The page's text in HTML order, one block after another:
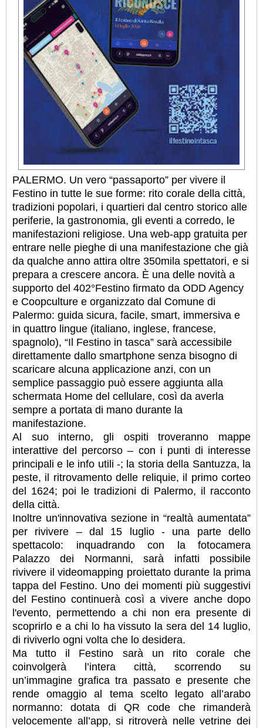
PALERMO. Un vero “passaporto” per vivere il
Festino in tutte le sue forme: rito corale della città,
tradizioni popolari, i quartieri dal centro storico alle
periferie, la gastronomia, gli eventi a corredo, le
manifestazioni religiose. Una web-app gratuita per
entrare nelle pieghe di una manifestazione che già
da qualche anno attira oltre 350mila spettatori, e si
prepara a crescere ancora. È una delle novità a
supporto del 402°Festino firmato da ODD Agency
e Coopculture e organizzato dal Comune di
Palermo: guida sicura, facile, smart, immersiva e
in quattro lingue (italiano, inglese, francese,
spagnolo), “Il Festino in tasca” sarà accessibile
direttamente dallo smartphone senza bisogno di
scaricare alcuna applicazione anzi, con un
semplice passaggio può essere aggiunta alla
schermata Home del cellulare, così da averla
sempre a portata di mano durante la
manifestazione.
Al suo interno, gli ospiti troveranno mappe
interattive del percorso – con i punti di interesse
principali e le info utili -; la storia della Santuzza, la
peste, il ritrovamento delle reliquie, il primo corteo
del 1624; poi le tradizioni di Palermo, il racconto
della città.
Inoltre un'innovativa sezione in “realtà aumentata”
per rivivere – dal 15 luglio - una parte dello
spettacolo: inquadrando con la fotocamera
Palazzo dei Normanni, sarà infatti possibile
rivivere il videomapping proiettato durante la prima
tappa del Festino. Uno dei momenti più suggestivi
del Festino continuerà così a vivere anche dopo
l'evento, permettendo a chi non era presente di
scoprirlo e a chi lo ha vissuto la sera del 14 luglio,
di riviverlo ogni volta che lo desidera.
Ma tutto il Festino sarà un rito corale che
coinvolgerà l’intera città, scorrendo su
un’immagine grafica tra passato e presente che
rende omaggio al tema scelto legato all’arabo
normanno: dotata di QR code che rimanderà
velocemente all’app, si ritroverà nelle vetrine dei